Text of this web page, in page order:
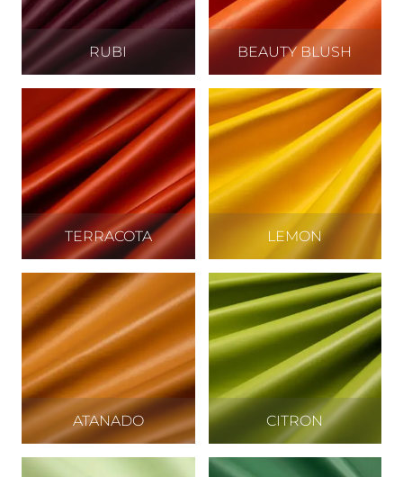
RUBI BEAUTY BLUSH
TERRACOTA LEMON
ATANADO CITRON